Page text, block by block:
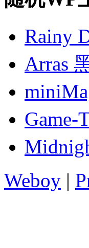
Rainy
Arras
Game-
Weboy |